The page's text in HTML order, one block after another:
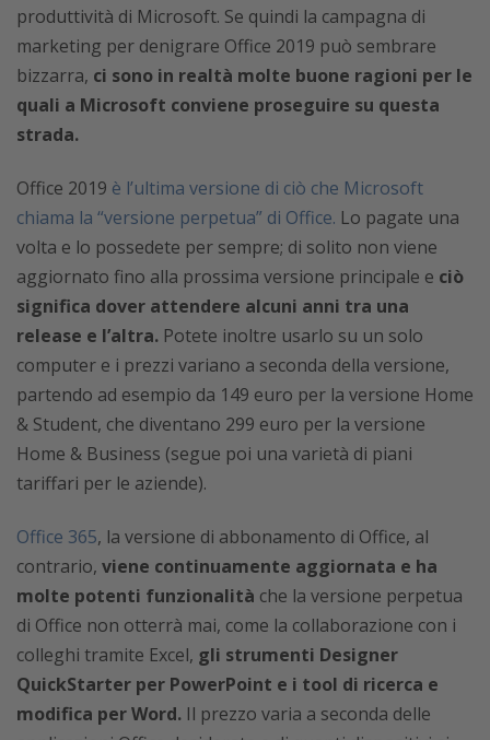
produttività di Microsoft. Se quindi la campagna di
marketing per denigrare Office 2019 può sembrare
bizzarra, ci sono in realtà molte buone ragioni per le
quali a Microsoft conviene proseguire su questa
strada.
Office 2019 è l’ultima versione di ciò che Microsoft
chiama la “versione perpetua” di Office. Lo pagate una
volta e lo possedete per sempre; di solito non viene
aggiornato fino alla prossima versione principale e ciò
significa dover attendere alcuni anni tra una
release e l’altra. Potete inoltre usarlo su un solo
computer e i prezzi variano a seconda della versione,
partendo ad esempio da 149 euro per la versione Home
& Student, che diventano 299 euro per la versione
Home & Business (segue poi una varietà di piani
tariffari per le aziende).
Office 365, la versione di abbonamento di Office, al
contrario, viene continuamente aggiornata e ha
molte potenti funzionalità che la versione perpetua
di Office non otterrà mai, come la collaborazione con i
colleghi tramite Excel, gli strumenti Designer
QuickStarter per PowerPoint e i tool di ricerca e
modifica per Word. Il prezzo varia a seconda delle